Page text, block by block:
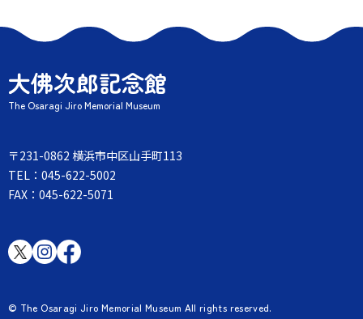
大佛次郎記念館
The Osaragi Jiro Memorial Museum
〒231-0862 横浜市中区山手町113
TEL：045-622-5002
FAX：045-622-5071
© The Osaragi Jiro Memorial Museum All rights reserved.